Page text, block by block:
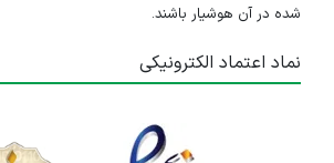
شده در آن هوشیار باشند.
نماد اعتماد الکترونیکی